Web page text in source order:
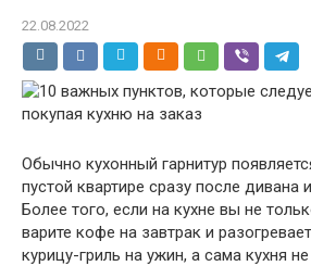
22.08.2022
Обычно кухонный гарнитур
пустой квартире сразу после дивана
Более того, если на кухне вы не
варите кофе на завтрак и
курицу-гриль на ужин, а сама кухня